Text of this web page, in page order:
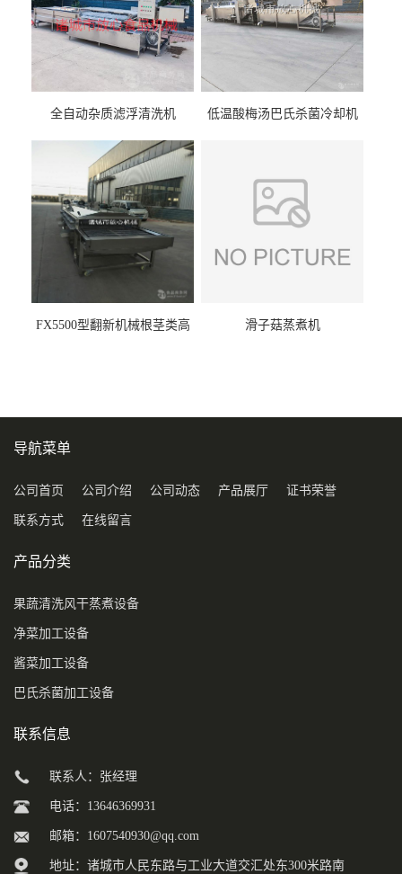
全自动杂质滤浮清洗机 低温酸梅汤巴氏杀菌冷却机
FX5500型翻新机械根茎类高
滑子菇蒸煮机
导航菜单
公司首页 公司介绍 公司动态 产品展厅 证书荣誉
联系方式 在线留言
产品分类
果蔬清洗风干蒸煮设备
净菜加工设备
酱菜加工设备
巴氏杀菌加工设备
联系信息
联系人：张经理
电话：13646369931
邮箱： 1607540930@qq.com
地址：诸城市人民东路与工业大道交汇处东300米路南